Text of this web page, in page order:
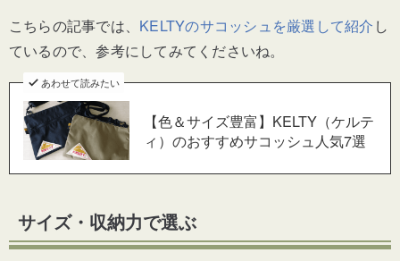
こちらの記事では、 KELTYのサコッシュを厳選して紹介 し
ているので、参考にしてみてくださいね。
あわせて読みたい
【色＆サイズ豊富】KELTY（ケルテ
ィ）のおすすめサコッシュ人気7選
サイズ・収納力で選ぶ